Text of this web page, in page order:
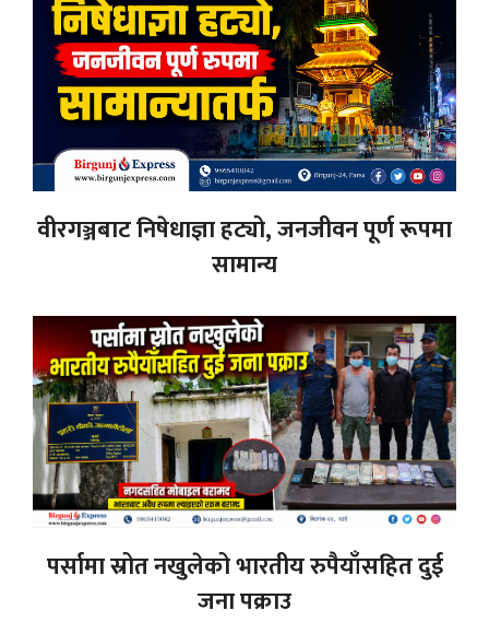
वीरगञ्जबाट निषेधाज्ञा हट्यो, जनजीवन पूर्ण रूपमा
सामान्य
पर्सामा स्रोत नखुलेको भारतीय रुपैयाँसहित दुई
जना पक्राउ